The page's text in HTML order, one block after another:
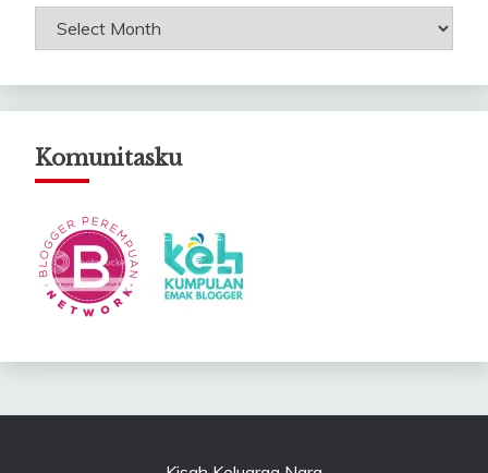
Arsip
Catatanku
Komunitasku